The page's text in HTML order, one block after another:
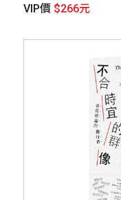
VIP價 $266元